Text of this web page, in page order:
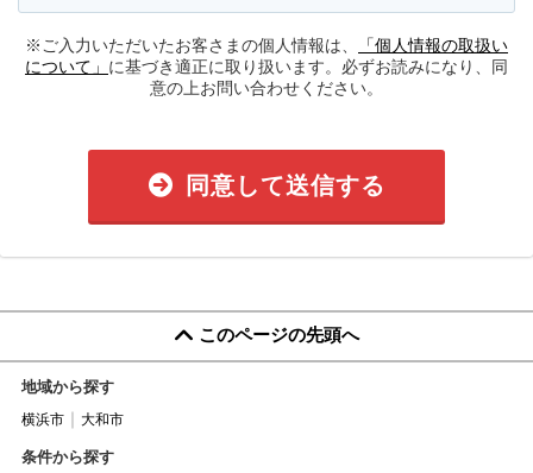
※ご入力いただいたお客さまの個人情報は、
「個人情報の取扱い
について」 に基づき適正に取り扱います。必ずお読みになり、同
意の上お問い合わせください。
同意して送信する
このページの先頭へ
地域から探す
横浜市 大和市
条件から探す